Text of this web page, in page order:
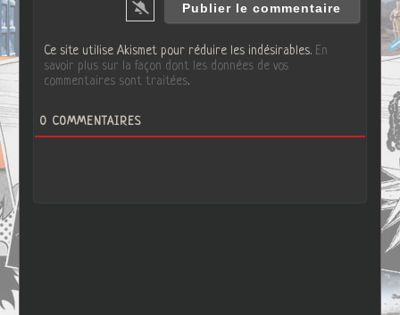
Ce site utilise Akismet pour réduire les indésirables. En
savoir plus sur la façon dont les données de vos
commentaires sont traitées.
0 COMMENTAIRES